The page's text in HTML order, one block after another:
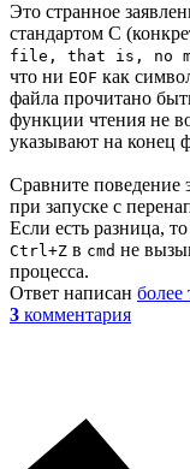
Это странное
стандартом С
file, that is, no
что ни EOF как
файла прочитано
функции чтения не
указывают на конец
Сравните поведение
при запуске с
Если есть разница,
Ctrl+Z в cmd не
процесса.
Ответ написан более
3 комментария